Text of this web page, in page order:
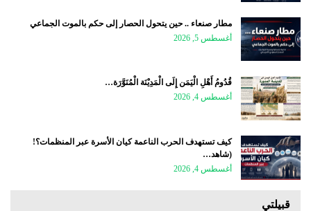
مطار صنعاء .. حين يتحول الحصار إلى حكم بالموت الجماعي
أغسطس 5, 2026
قُدُومُ أَهْلِ الْيَمَن إِلَى الْمَدِيْنَة الْمُنَوَّرَة…
أغسطس 4, 2026
كيف تستهدف الحرب الناعمة كيان الأسرة عبر المنظمات؟!
(شاهد…
أغسطس 4, 2026
قبيلتي